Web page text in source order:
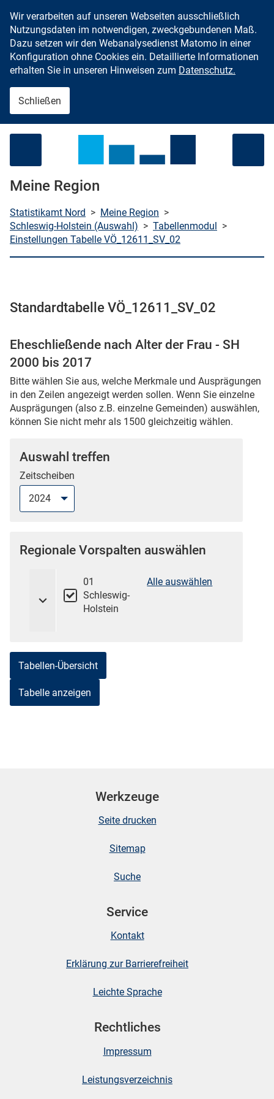
Zum Inhalt springen
(Mikrozensus)
Wir verarbeiten auf unseren Webseiten ausschließlich
Nutzungsdaten im notwendigen, zweckgebundenen Maß.
Dazu setzen wir den Webanalysedienst Matomo in einer
Konfiguration ohne Cookies ein. Detaillierte Informationen
erhalten Sie in unseren Hinweisen zum Datenschutz.
Schließen
Meine Region
Statistikamt Nord > Meine Region >
Schleswig-Holstein (Auswahl) > Tabellenmodul >
Einstellungen Tabelle VÖ_12611_SV_02
Standardtabelle VÖ_12611_SV_02
Eheschließende nach Alter der Frau - SH
2000 bis 2017
Bitte wählen Sie aus, welche Merkmale und Ausprägungen
in den Zeilen angezeigt werden sollen. Wenn Sie einzelne
Ausprägungen (also z.B. einzelne Gemeinden) auswählen,
können Sie nicht mehr als 1500 gleichzeitig wählen.
Auswahl treffen
Zeitscheiben
Regionale Vorspalten auswählen
01
Schleswig-
Holstein
Alle auswählen
Tabellen-Übersicht
Werkzeuge
Seite drucken
Sitemap
Suche
Service
Kontakt
Erklärung zur Barrierefreiheit
Leichte Sprache
Rechtliches
Impressum
Leistungsverzeichnis